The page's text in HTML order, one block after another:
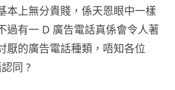
本上無分貴賤，係天恩眼中一樣
過有一 D 廣告電話真係會令人著
厭的廣告電話種類，唔知各位
同 ?